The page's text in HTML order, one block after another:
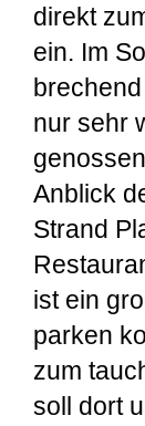
direkt
ein. Im
nur sehr
Anblick
Strand
ist ein
parken
zum
soll dort